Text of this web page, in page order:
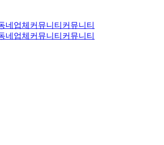
네업체 커뮤니티 커뮤니티
네업체 커뮤니티 커뮤니티